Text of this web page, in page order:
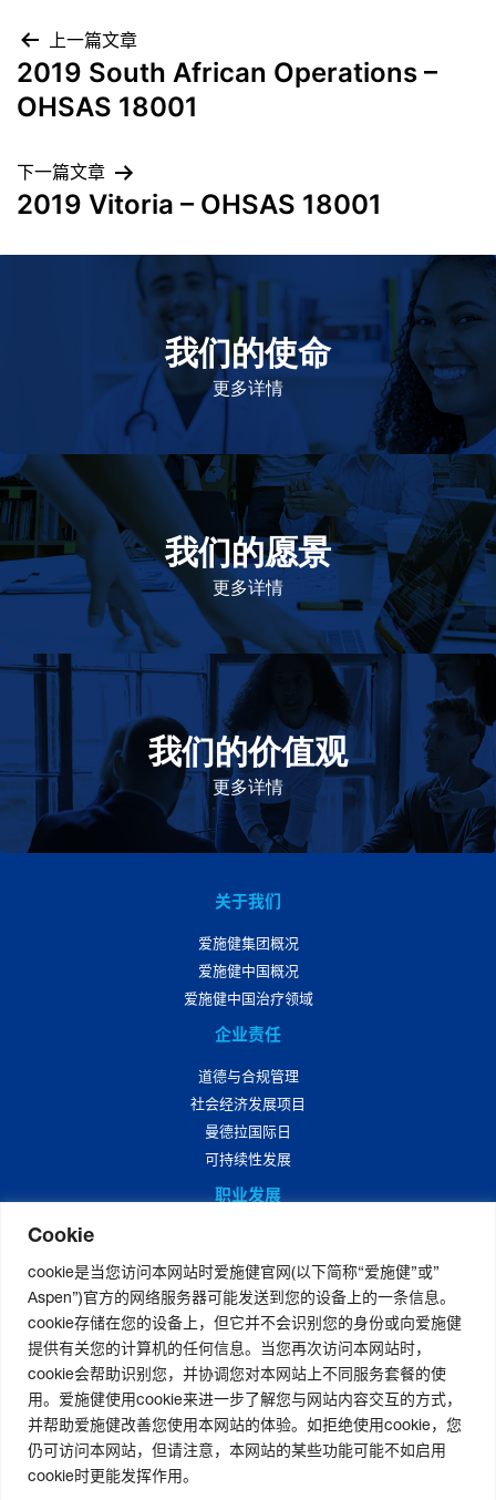
Cookie
cookie是当您访问本网站时爱施健官网(以下简称“爱施健”或”
Aspen”)官方的网络服务器可能发送到您的设备上的一条信息。
cookie存储在您的设备上，但它并不会识别您的身份或向爱施健
提供有关您的计算机的任何信息。当您再次访问本网站时，
cookie会帮助识别您，并协调您对本网站上不同服务套餐的使
用。爱施健使用cookie来进一步了解您与网站内容交互的方式，
并帮助爱施健改善您使用本网站的体验。如拒绝使用cookie，您
仍可访问本网站，但请注意，本网站的某些功能可能不如启用
cookie时更能发挥作用。
上一篇文章
2019 South African Operations –
OHSAS 18001
下一篇文章
2019 Vitoria – OHSAS 18001
我们的使命
更多详情
致力于提高患者的生命健康和质量
我们的愿景
更多详情
作为一个负责任的企业公民，在全球提供优质和患者可
及的药物，传递我们的价值。
我们的价值观
更多详情
我们的价值观是爱施健存立和发展的基石。集团上下以
此为指引，为实现集团目标而共同奋斗。
关于我们
爱施健集团概况
爱施健中国概况
爱施健中国治疗领域
企业责任
道德与合规管理
社会经济发展项目
曼德拉国际日
可持续性发展
职业发展
爱施健中国岗位招聘
媒体中心
爱施健集团资讯
爱施健中国资讯
联系我们 |官网免责声明